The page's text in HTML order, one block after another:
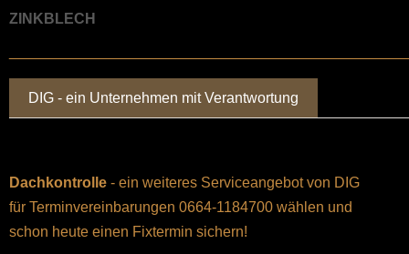
ZINKBLECH
DIG - ein Unternehmen mit Verantwortung
Dachkontrolle - ein weiteres Serviceangebot von DIG
für Terminvereinbarungen 0664-1184700 wählen und
schon heute einen Fixtermin sichern!